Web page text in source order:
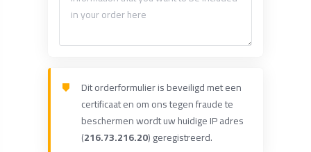
Dit orderformulier is beveiligd met een
certificaat en om ons tegen fraude te
beschermen wordt uw huidige IP adres
(216.73.216.20) geregistreerd.